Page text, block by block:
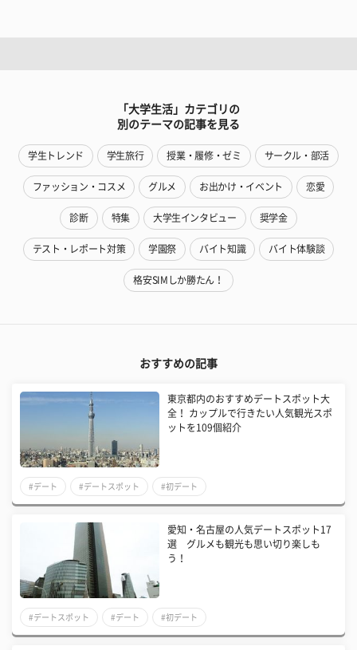
「大学生活」カテゴリの
別のテーマの記事を見る
学生トレンド 学生旅行 授業・履修・ゼミ サークル・部活
ファッション・コスメ グルメ お出かけ・イベント 恋愛
診断 特集 大学生インタビュー 奨学金
テスト・レポート対策 学園祭 バイト知識 バイト体験談
格安SIMしか勝たん！
おすすめの記事
東京都内のおすすめデートスポット大
全！ カップルで行きたい人気観光スポ
ットを109個紹介
#デート #デートスポット #初デート
愛知・名古屋の人気デートスポット17
選 グルメも観光も思い切り楽しも
う！
#デートスポット #デート #初デート